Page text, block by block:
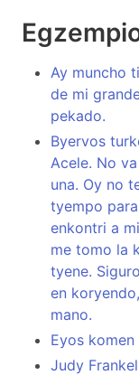
Ay muncho
de mi
pekado.
Byervos
Acele. No
una. Oy no
tyempo
enkontri a
me tomo la
tyene.
en
mano.
Eyos
Judy